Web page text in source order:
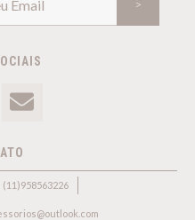
(11)958563226